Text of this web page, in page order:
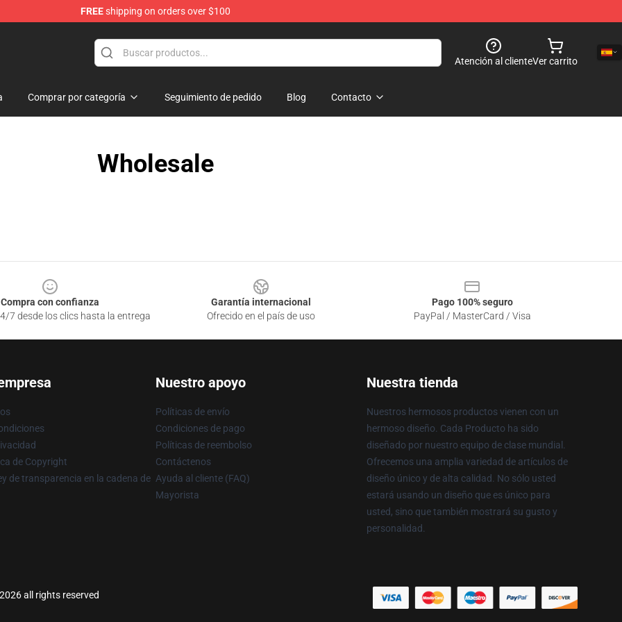
FREEshipping on orders over $100
Atención al clienteVer carrito
Comprar por categoría Seguimiento de pedido Blog Contacto
Wholesale
Compra con confianza
7 desde los clics hasta la entrega
Garantía internacional
Ofrecido en el país de uso
Pago 100% seguro
PayPal / MasterCard / Visa
de Copyright
de transparencia en la cadena de
Nuestro apoyo
Políticas de envío
Condiciones de pago
Políticas de reembolso
Contáctenos
Ayuda al cliente (FAQ)
Mayorista
Nuestra tienda
Nuestros hermosos productos vienen con un
hermoso diseño. Cada Producto ha sido
diseñado por nuestro equipo de clase mundial.
Ofrecemos una amplia variedad de artículos de
diseño único y de alta calidad. No sólo usted
estará usando un diseño que es único para
usted, sino que también mostrará su gusto y
personalidad.
all rights reserved